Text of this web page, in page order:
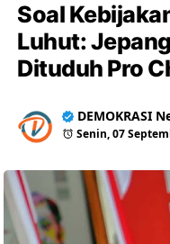
Soal
Luhut:
Dituduh Pro
DEMOKRASI
Senin, 07